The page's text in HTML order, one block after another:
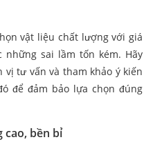
vật liệu chất lượng với giá
sai lầm tốn kém. Hãy
vị tư vấn và tham khảo ý kiến
để đảm bảo lựa chọn đúng
cao, bền bỉ